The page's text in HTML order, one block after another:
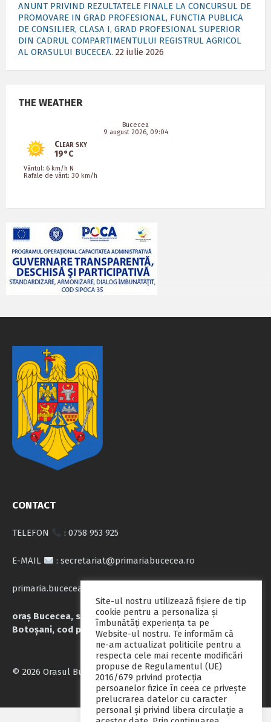
ANUNT PRIVIND REZULTATELE FINALE LA CONCURSUL DE
PROMOVARE IN GRAD PROFESIONAL, FUNCTIA PUBLICA
DE CONSILIER, CLASA I, GRAD PROFESIONAL SUPERIOR
DIN CADRUL COMPARTIMENTULUI REGISTRUL AGRICOL
AL ORASULUI BUCECEA. 22 iulie 2026
THE WEATHER
Bucecea
9 august 2026, 09:04
Clear sky
19°C
Vântul: 6 km/h N
Rafale de vânt: 30 km/h
CONTACT
TELEFON : 0758 953 925
E-MAIL : secretariat@primariabucecea.ro
primaria.bucecea@yahoo.com
oraș Bucecea, str. Calea Națională nr.71, județul
Botoșani, cod poștal 717045
© 2026 Orasul Bucecea
Site-ul nostru utilizează fişiere de tip
cookie pentru a personaliza și
îmbunătăți experiența ta pe
Website-ul nostru. Te informăm că
ne-am actualizat politicile pentru a
respecta cele mai recente modificări
propuse de Regulamentul (UE)
2016/679 privind protecția
persoanelor fizice în ceea ce privește
prelucrarea datelor cu caracter
personal și privind libera circulație a